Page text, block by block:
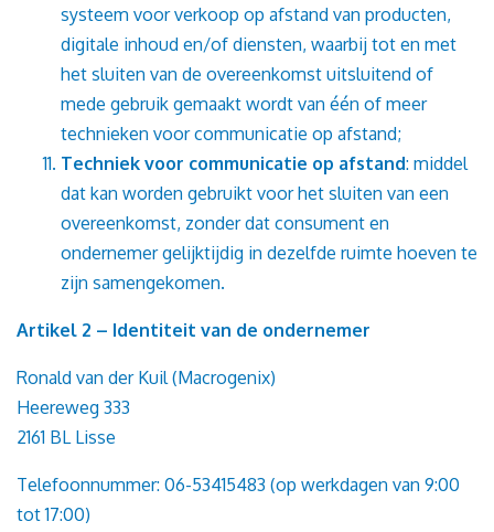
systeem voor verkoop op afstand van producten,
digitale inhoud en/of diensten, waarbij tot en met
het sluiten van de overeenkomst uitsluitend of
mede gebruik gemaakt wordt van één of meer
technieken voor communicatie op afstand;
Techniek voor communicatie op afstand: middel
dat kan worden gebruikt voor het sluiten van een
overeenkomst, zonder dat consument en
ondernemer gelijktijdig in dezelfde ruimte hoeven te
zijn samengekomen.
Artikel 2 – Identiteit van de ondernemer
Ronald van der Kuil (Macrogenix)
Heereweg 333
2161 BL Lisse
Telefoonnummer: 06-53415483 (op werkdagen van 9:00
tot 17:00)